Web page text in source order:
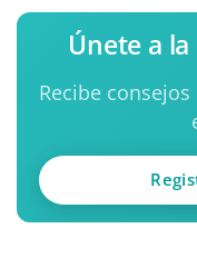
Únete a
Recibe